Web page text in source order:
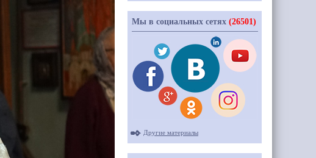
Мы в социальных сетях (26501)
Другие материалы